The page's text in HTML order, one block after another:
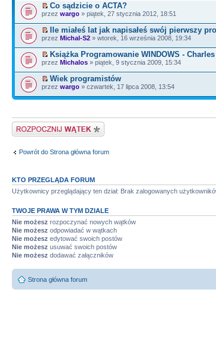
Co sądzicie o ACTA?
przez wargo » piątek, 27 stycznia 2012, 18:51
Ile miałeś lat jak napisałeś swój pierwszy
przez Michal-S2 » wtorek, 16 września 2008, 19:34
Książka Programowanie WINDOWS -
przez Michalos » piątek, 9 stycznia 2009, 15:34
Wiek programistów
przez wargo » czwartek, 17 lipca 2008, 13:54
Napisz wątek
Powrót do Strona główna forum
KTO PRZEGLĄDA FORUM
Użytkownicy przeglądający ten dział: Brak zalogowanych
TWOJE PRAWA W TYM DZIALE
Nie możesz rozpoczynać nowych wątków
Nie możesz odpowiadać w wątkach
Nie możesz edytować swoich postów
Nie możesz usuwać swoich postów
Nie możesz dodawać załączników
Strona główna forum